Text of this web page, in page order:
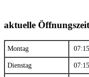
aktuelle
Montag
Dienstag